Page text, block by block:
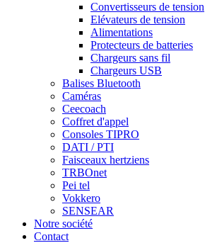
Convertisseurs de tension
Elévateurs de tension
Alimentations
Protecteurs de batteries
Chargeurs sans fil
Chargeurs USB
Balises Bluetooth
Caméras
Ceecoach
Coffret d'appel
Consoles TIPRO
DATI / PTI
Faisceaux hertziens
TRBOnet
Pei tel
Vokkero
SENSEAR
Notre société
Contact